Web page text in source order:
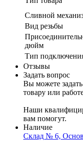
Сливной
Вид резьбы
дюйм
Тип
Отзывы
Задать вопрос
Вы можете
товару или
Наши
вам помогут.
Наличие
Склад № 6,